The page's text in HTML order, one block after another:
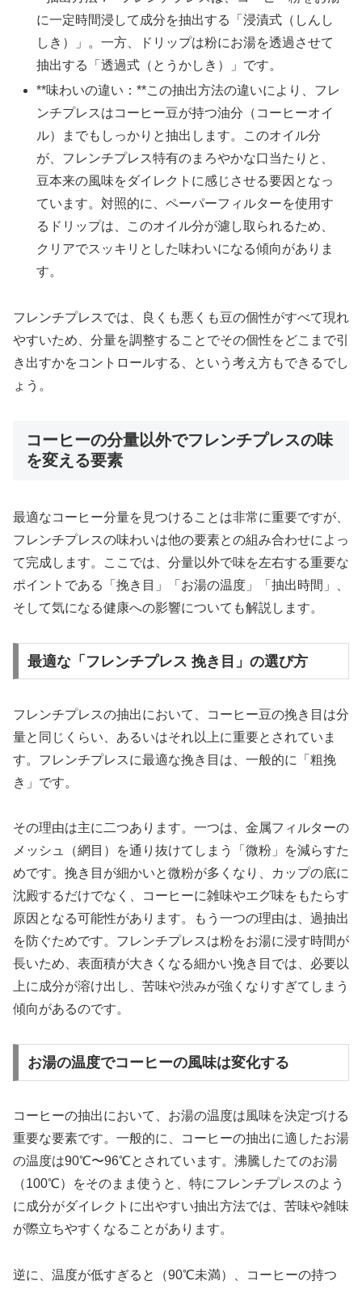
に一定時間浸して成分を抽出する「浸漬式（しんし
しき）」。一方、ドリップは粉にお湯を透過させて
抽出する「透過式（とうかしき）」です。
**味わいの違い：**この抽出方法の違いにより、フレ
ンチプレスはコーヒー豆が持つ油分（コーヒーオイ
ル）までもしっかりと抽出します。このオイル分
が、フレンチプレス特有のまろやかな口当たりと、
豆本来の風味をダイレクトに感じさせる要因となっ
ています。対照的に、ペーパーフィルターを使用す
るドリップは、このオイル分が濾し取られるため、
クリアでスッキリとした味わいになる傾向がありま
す。
フレンチプレスでは、良くも悪くも豆の個性がすべて現れ
やすいため、分量を調整することでその個性をどこまで引
き出すかをコントロールする、という考え方もできるでし
ょう。
コーヒーの分量以外でフレンチプレスの味
を変える要素
最適なコーヒー分量を見つけることは非常に重要ですが、
フレンチプレスの味わいは他の要素との組み合わせによっ
て完成します。ここでは、分量以外で味を左右する重要な
ポイントである「挽き目」「お湯の温度」「抽出時間」、
そして気になる健康への影響についても解説します。
最適な「フレンチプレス 挽き目」の選び方
フレンチプレスの抽出において、コーヒー豆の挽き目は分
量と同じくらい、あるいはそれ以上に重要とされていま
す。フレンチプレスに最適な挽き目は、一般的に「粗挽
き」です。
その理由は主に二つあります。一つは、金属フィルターの
メッシュ（網目）を通り抜けてしまう「微粉」を減らすた
めです。挽き目が細かいと微粉が多くなり、カップの底に
沈殿するだけでなく、コーヒーに雑味やエグ味をもたらす
原因となる可能性があります。もう一つの理由は、過抽出
を防ぐためです。フレンチプレスは粉をお湯に浸す時間が
長いため、表面積が大きくなる細かい挽き目では、必要以
上に成分が溶け出し、苦味や渋みが強くなりすぎてしまう
傾向があるのです。
お湯の温度でコーヒーの風味は変化する
コーヒーの抽出において、お湯の温度は風味を決定づける
重要な要素です。一般的に、コーヒーの抽出に適したお湯
の温度は90℃〜96℃とされています。沸騰したてのお湯
（100℃）をそのまま使うと、特にフレンチプレスのよう
に成分がダイレクトに出やすい抽出方法では、苦味や雑味
が際立ちやすくなることがあります。
逆に、温度が低すぎると（90℃未満）、コーヒーの持つ